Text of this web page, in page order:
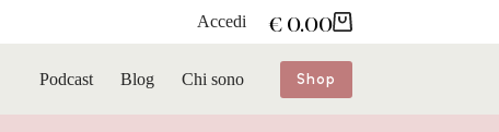
Accedi Carrello
€0.00
Podcast Blog Chi sono Shop